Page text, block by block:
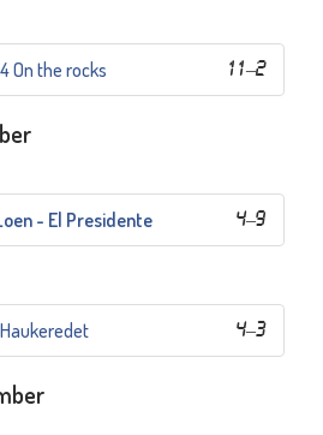
11–2
4 On the rocks
4–9
- El Presidente
4–3
Haukeredet